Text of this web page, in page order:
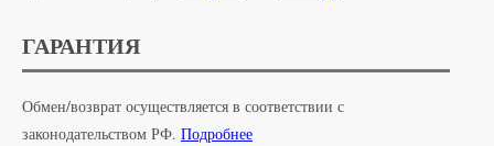
ГАРАНТИЯ
Обмен/возврат осуществляется в соответствии с
законодательством РФ. Подробнее